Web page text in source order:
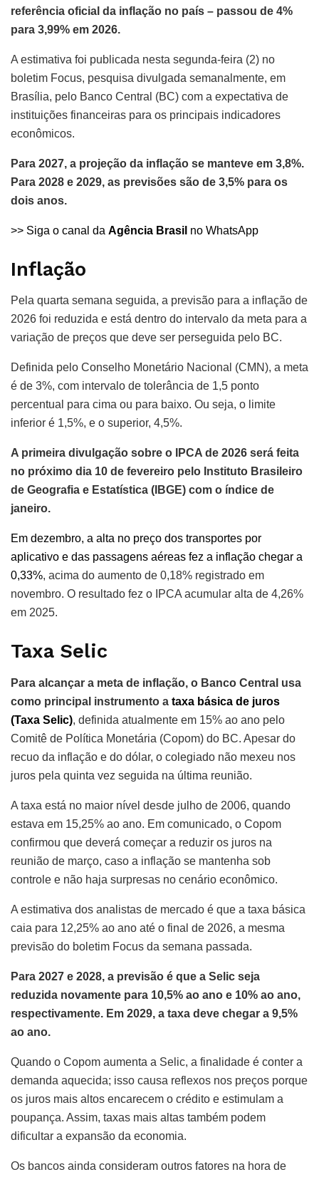
referência oficial da inflação no país – passou de 4%
para 3,99% em 2026.
A estimativa foi publicada nesta segunda-feira (2) no
boletim Focus, pesquisa divulgada semanalmente, em
Brasília, pelo Banco Central (BC) com a expectativa de
instituições financeiras para os principais indicadores
econômicos.
Para 2027, a projeção da inflação se manteve em 3,8%.
Para 2028 e 2029, as previsões são de 3,5% para os
dois anos.
>> Siga o canal da Agência Brasil no WhatsApp
Inflação
Pela quarta semana seguida, a previsão para a inflação de
2026 foi reduzida e está dentro do intervalo da meta para a
variação de preços que deve ser perseguida pelo BC.
Definida pelo Conselho Monetário Nacional (CMN), a meta
é de 3%, com intervalo de tolerância de 1,5 ponto
percentual para cima ou para baixo. Ou seja, o limite
inferior é 1,5%, e o superior, 4,5%.
A primeira divulgação sobre o IPCA de 2026 será feita
no próximo dia 10 de fevereiro pelo Instituto Brasileiro
de Geografia e Estatística (IBGE) com o índice de
janeiro.
Em dezembro, a alta no preço dos transportes por
aplicativo e das passagens aéreas fez a inflação chegar a
0,33%, acima do aumento de 0,18% registrado em
novembro. O resultado fez o IPCA acumular alta de 4,26%
em 2025.
Taxa Selic
Para alcançar a meta de inflação, o Banco Central usa
como principal instrumento a taxa básica de juros
(Taxa Selic), definida atualmente em 15% ao ano pelo
Comitê de Política Monetária (Copom) do BC. Apesar do
recuo da inflação e do dólar, o colegiado não mexeu nos
juros pela quinta vez seguida na última reunião.
A taxa está no maior nível desde julho de 2006, quando
estava em 15,25% ao ano. Em comunicado, o Copom
confirmou que deverá começar a reduzir os juros na
reunião de março, caso a inflação se mantenha sob
controle e não haja surpresas no cenário econômico.
A estimativa dos analistas de mercado é que a taxa básica
caia para 12,25% ao ano até o final de 2026, a mesma
previsão do boletim Focus da semana passada.
Para 2027 e 2028, a previsão é que a Selic seja
reduzida novamente para 10,5% ao ano e 10% ao ano,
respectivamente. Em 2029, a taxa deve chegar a 9,5%
ao ano.
Quando o Copom aumenta a Selic, a finalidade é conter a
demanda aquecida; isso causa reflexos nos preços porque
os juros mais altos encarecem o crédito e estimulam a
poupança. Assim, taxas mais altas também podem
dificultar a expansão da economia.
Os bancos ainda consideram outros fatores na hora de